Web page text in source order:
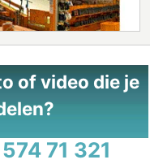
of video die je
71 321